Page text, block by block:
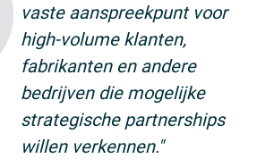
vaste aanspreekpunt voor
high-volume klanten,
fabrikanten en andere
bedrijven die mogelijke
strategische partnerships
willen verkennen."